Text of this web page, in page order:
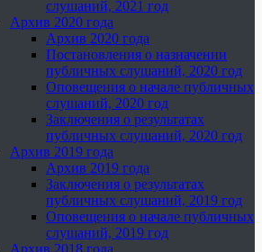
слушаний, 2021 год
Архив 2020 года
Архив 2020 года
Постановления о назначении
публичных слушаний, 2020 год
Оповещения о начале публичных
слушаний, 2020 год
Заключения о результатах
публичных слушаний, 2020 год
Архив 2019 года
Архив 2019 года
Заключения о результатах
публичных слушаний, 2019 год
Оповещения о начале публичных
слушаний, 2019 год
Архив 2018 года